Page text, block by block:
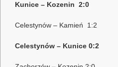
Kunice – Kozenin 2:0
Celestynów – Kamień 1:2
Celestynów – Kunice 0:2